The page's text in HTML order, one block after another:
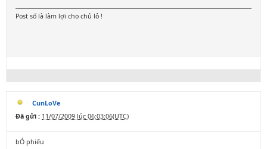
Post số là làm lợi cho chủ lô !
CunLoVe
Đã gửi : 11/07/2009 lúc 06:03:06(UTC)
bỎ phiếu